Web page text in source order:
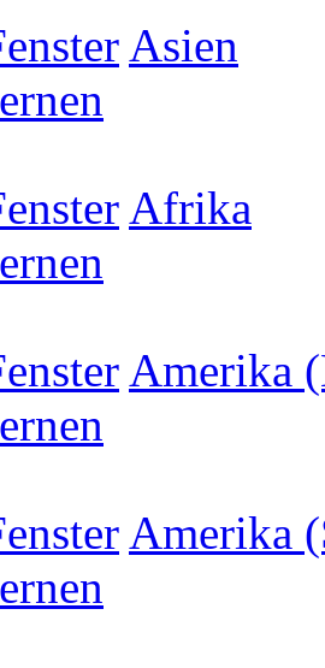
Asien
Afrika
Amerika
Amerika